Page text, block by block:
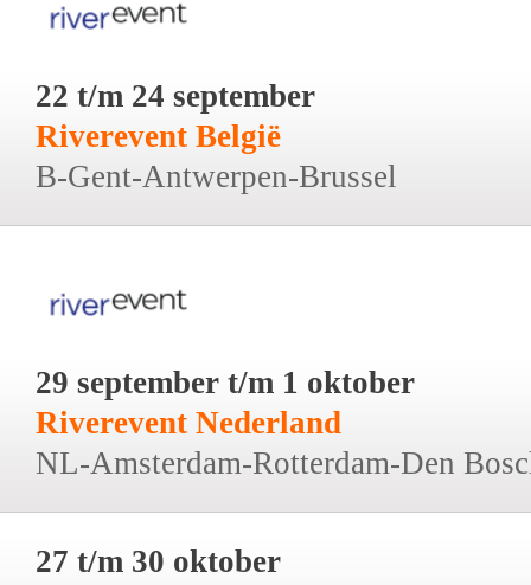
22 t/m 24 september
Riverevent België
B-Gent-Antwerpen-Brussel
29 september t/m 1 oktober
Riverevent Nederland
NL-Amsterdam-Rotterdam-Den
27 t/m 30 oktober